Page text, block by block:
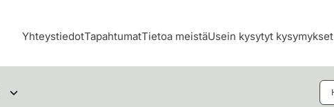
YhteystiedotTapahtumatTietoa meistäUsein kysytyt kysymykset